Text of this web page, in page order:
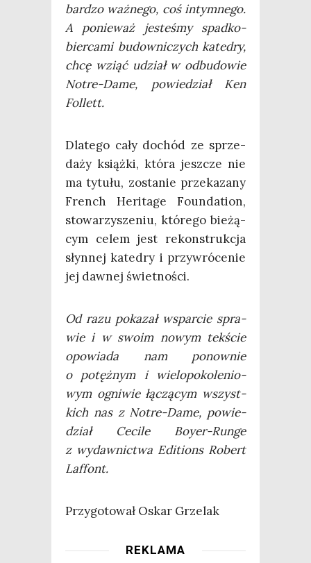
bar­dzo waż­ne­go, coś intym­ne­go.
A ponie­waż jeste­śmy spad­ko­
bier­ca­mi budow­ni­czych kate­dry,
chcę wziąć udział w odbu­do­wie
Notre-Dame, powie­dział Ken
Follett.
Dla­te­go cały dochód ze sprze­
da­ży książ­ki, któ­ra jesz­cze nie
ma tytu­łu, zosta­nie prze­ka­za­ny
French Heri­ta­ge Foun­da­tion,
sto­wa­rzy­sze­niu, któ­re­go bie­żą­
cym celem jest rekon­struk­cja
słyn­nej kate­dry i przy­wró­ce­nie
jej daw­nej świetności.
Od razu poka­zał wspar­cie spra­
wie i w swo­im nowym tek­ście
opo­wia­da nam ponow­nie
o potęż­nym i wie­lo­po­ko­le­nio­
wym ogni­wie łączą­cym wszyst­
kich nas z Notre-Dame, powie­
dział Ceci­le Boy­er-Run­ge
z wydaw­nic­twa Edi­tions Robert
Laffont.
Przy­go­to­wał Oskar Grzelak
REKLAMA